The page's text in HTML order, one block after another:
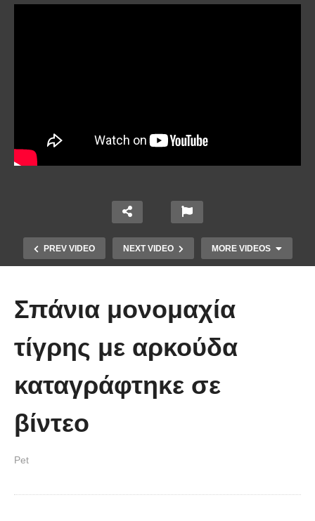
PREV VIDEO NEXT VIDEO MORE VIDEOS
στον κόσμο!! (Video)
Σπάνια μονομαχία
τίγρης με αρκούδα
καταγράφτηκε σε
βίντεο
Pet